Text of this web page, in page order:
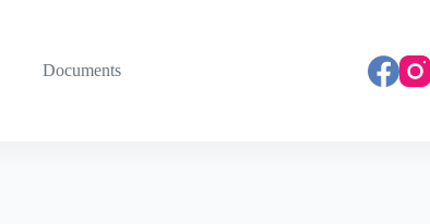
Documents